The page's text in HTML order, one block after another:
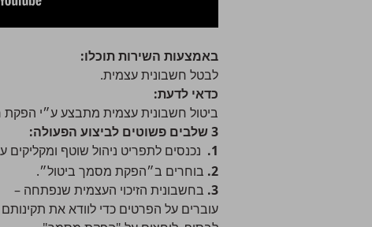
באמצעות השירות תוכלו:
לבטל חשבונית עצמית.
כדאי לדעת:
ביטול חשבונית עצמית מתבצע ע״י הפקת
3 שלבים פשוטים לביצוע הפעולה:
1.
נכנסים לתפריט ניהול שוטף ומקליקים
2. בוחרים ב״הפקת מסמך ביטול״.
3. בחשבונית הזיכוי העצמית שנפתחה –
עוברים על הפרטים כדי לוודא את